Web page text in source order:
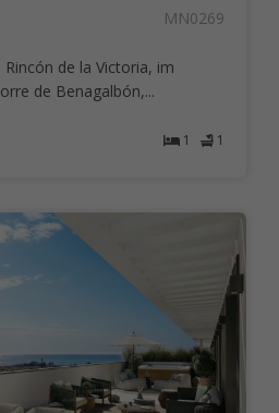
MN0269
de la Victoria, im
de Benagalbón,...
1 1